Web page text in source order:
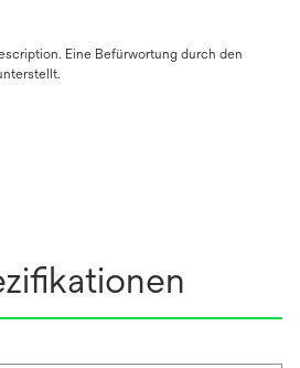
Eine Befürwortung durch den